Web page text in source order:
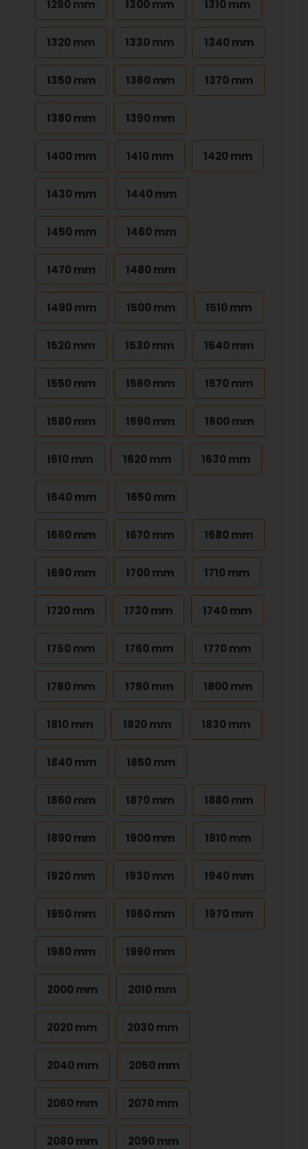
1290 mm 1300 mm 1310 mm
1320 mm 1330 mm 1340 mm
1350 mm 1360 mm 1370 mm
1380 mm 1390 mm
1400 mm 1410 mm 1420 mm
1430 mm 1440 mm
1450 mm 1460 mm
1470 mm 1480 mm
1490 mm 1500 mm 1510 mm
1520 mm 1530 mm 1540 mm
1550 mm 1560 mm 1570 mm
1580 mm 1590 mm 1600 mm
1610 mm 1620 mm 1630 mm
1640 mm 1650 mm
1660 mm 1670 mm 1680 mm
1690 mm 1700 mm 1710 mm
1720 mm 1730 mm 1740 mm
1750 mm 1760 mm 1770 mm
1780 mm 1790 mm 1800 mm
1810 mm 1820 mm 1830 mm
1840 mm 1850 mm
1860 mm 1870 mm 1880 mm
1890 mm 1900 mm 1910 mm
1920 mm 1930 mm 1940 mm
1950 mm 1960 mm 1970 mm
1980 mm 1990 mm
2000 mm 2010 mm
2020 mm 2030 mm
2040 mm 2050 mm
2060 mm 2070 mm
2080 mm 2090 mm